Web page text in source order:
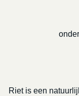
Riet is een